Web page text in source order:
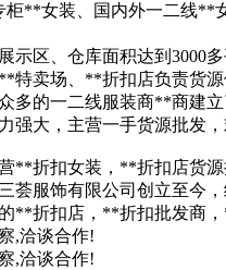
柜**女装、国内外一二线
示区、仓库面积达到3000
特卖场、**折扣店负责货
多的一二线服装商**商建
强大，主营一手货源批发
**折扣女装，**折扣店货
荟服饰有限公司创立至今
**折扣店，**折扣批发商
,洽谈合作!
,洽谈合作!